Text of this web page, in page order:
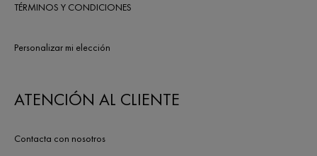
TÉRMINOS Y CONDICIONES
Personalizar mi elección
ATENCIÓN AL CLIENTE
Contacta con nosotros